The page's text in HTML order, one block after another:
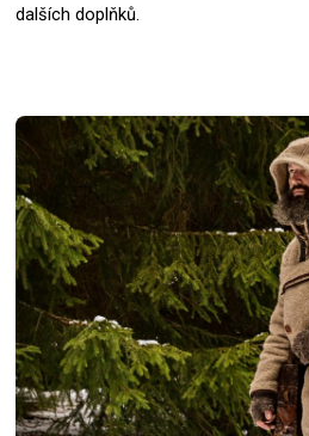
dalších doplňků.